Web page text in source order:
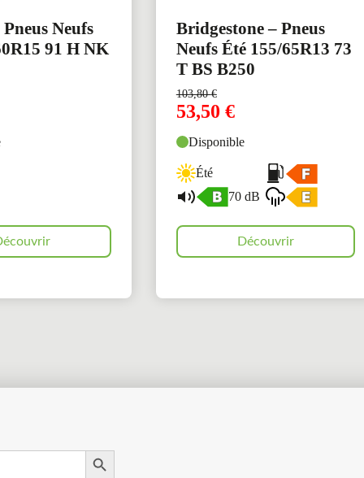
Neufs
91 H NK
Bridgestone – Pneus
Neufs Été 155/65R13 73
T BS B250
103,80€
53,50 €
Disponible
Été
70 dB
Découvrir
Search Button